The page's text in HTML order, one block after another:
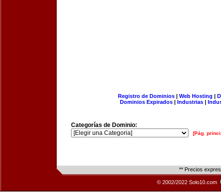
Registro de Dominios| Web Hosting |
Dominios Expirados | Industrias |
Categorías de Dominio:
[Pág.
** Precios
© 2002/2022 Solo10.com